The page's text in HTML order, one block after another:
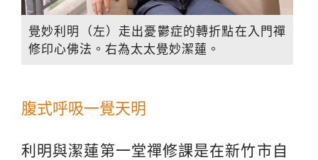
覺妙利明（左）走出憂鬱症的轉折點在入門禪
修印心佛法。右為太太覺妙潔蓮。
腹式呼吸一覺天明
利明與潔蓮第一堂禪修課是在新竹市自